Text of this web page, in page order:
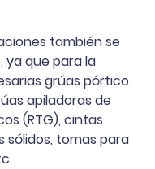
también se
ya que para la
grúas pórtico
apiladoras de
(RTG), cintas
tomas para